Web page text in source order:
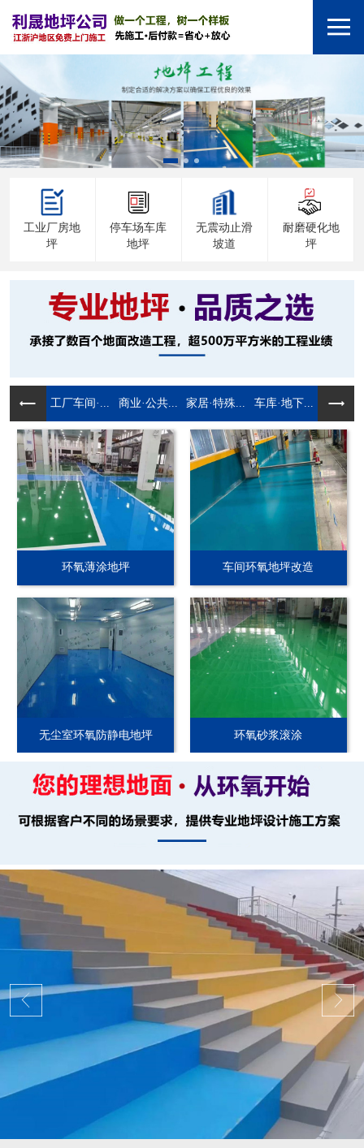
工业厂房地
坪
停车场车库
地坪
无震动止滑
坡道
耐磨硬化地
坪
工厂车间·... 商业·公共... 家居·特殊... 车库·地下...
环氧薄涂地坪 车间环氧地坪改造
无尘室环氧防静电地坪 环氧砂浆滚涂